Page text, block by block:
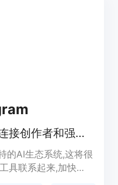
Unity开放的AI生态系统,连接创作者和强大的AI工具
的AI生态系统,这将很
具联系起来,加快